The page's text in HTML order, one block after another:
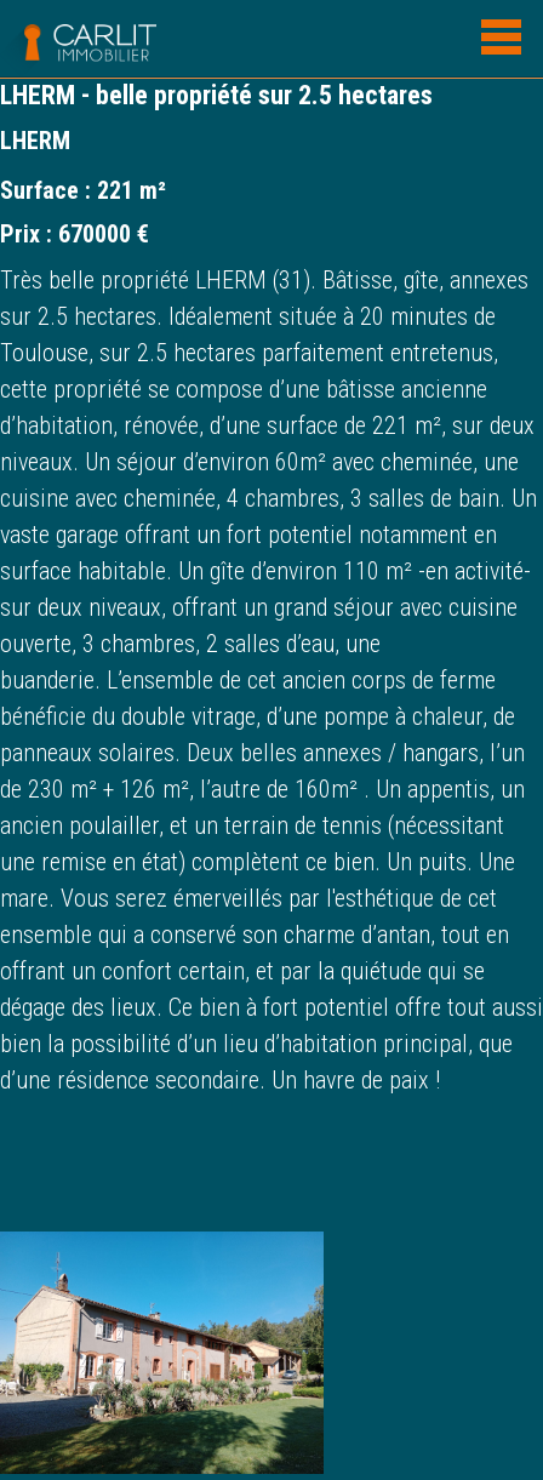
LHERM - belle propriété sur 2.5 hectares
LHERM
Surface : 221 m²
Prix : 670000 €
Très belle propriété LHERM (31). Bâtisse, gîte, annexes
sur 2.5 hectares. Idéalement située à 20 minutes de
Toulouse, sur 2.5 hectares parfaitement entretenus,
cette propriété se compose d’une bâtisse ancienne
d’habitation, rénovée, d’une surface de 221 m², sur deux
niveaux. Un séjour d’environ 60m² avec cheminée, une
cuisine avec cheminée, 4 chambres, 3 salles de bain. Un
vaste garage offrant un fort potentiel notamment en
surface habitable. Un gîte d’environ 110 m² -en activité-
sur deux niveaux, offrant un grand séjour avec cuisine
ouverte, 3 chambres, 2 salles d’eau, une
buanderie. L’ensemble de cet ancien corps de ferme
bénéficie du double vitrage, d’une pompe à chaleur, de
panneaux solaires. Deux belles annexes / hangars, l’un
de 230 m² + 126 m², l’autre de 160m² . Un appentis, un
ancien poulailler, et un terrain de tennis (nécessitant
une remise en état) complètent ce bien. Un puits. Une
mare. Vous serez émerveillés par l'esthétique de cet
ensemble qui a conservé son charme d’antan, tout en
offrant un confort certain, et par la quiétude qui se
dégage des lieux. Ce bien à fort potentiel offre tout aussi
bien la possibilité d’un lieu d’habitation principal, que
d’une résidence secondaire. Un havre de paix !